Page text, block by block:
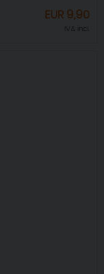
EUR 9,90
IVA incl.